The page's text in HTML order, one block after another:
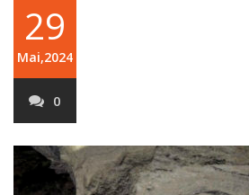
29
Mai,2024
0